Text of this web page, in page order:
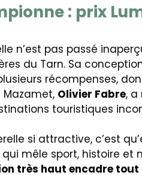
: prix
n’est pas passé
du Tarn. Sa
récompenses,
Olivier Fabre, a
touristiques
si attractive, c’est
qui mêle sport, histoire et
très haut encadre tout